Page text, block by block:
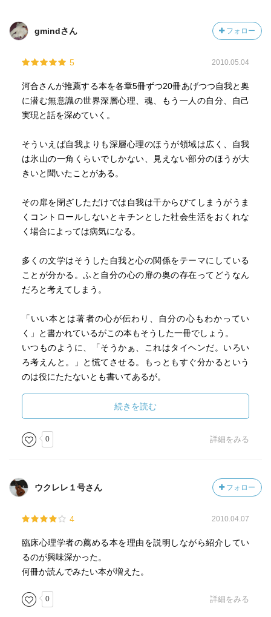
茂木健一『脳と仮想』
流れに身を任せて生きてみると、人と丁寧に関わる方法を
それにはもしかしたら過剰な単純化が関わっているのかも
しれない。以前に読んだ支援者・非支援者の必然的に生ま
れてしまう優劣関係の話を思い出した。人を助ける事と同
なそうなのであればその関係はきっといつか壊れていくの
だろう。
れているのならば、それはとても有意義な発見がある。た
だそれが私的領域まで及ぶとなると、何か超えては行けな
い壁を越えてしまうような怖さがある。つまり最終的には
しまう感じがするからである。
いずれにせよ相変わらずトリックスターのモチーフはわく
ところでこの人の文章はすごく読みやすいなーと思った
ら、河合隼雄さんも数学科出身なのかー。数学出身で他の
道にそれちゃったひとって案外面白い人が多いんだな。
gmindさん フォロー
5 2010.05.04
河合さんが推薦する本を各章5冊ずつ20冊あげつつ自我と奥
に潜む無意識の世界深層心理、魂、もう一人の自分、自己
実現と話を深めていく。
そういえば自我よりも深層心理のほうが領域は広く、自我
は氷山の一角くらいでしかない、見えない部分のほうが大
きいと聞いたことがある。
その扉を閉ざしただけでは自我は干からびてしまうがうま
くコントロールしないとキチンとした社会生活をおくれな
く場合によっては病気になる。
多くの文学はそうした自我と心の関係をテーマにしている
ことが分かる。ふと自分の心の扉の奥の存在ってどうなん
だろと考えてしまう。
「いい本とは著者の心が伝わり、自分の心もわかってい
く」と書かれているがこの本もそうした一冊でしょう。
いつものように、「そうかぁ、これはタイヘンだ。いろい
ろ考えんと。」と慌てさせる。もっともすぐ分かるという
のは役にたたないとも書いてあるが。
「魂というのは心と体以外に、もう一つ、わけのわからん
存在があるのだ という風に考えるとすごく面白い」
ているというだけでなくて、木とも蛙とも何とでも全部、
つながっているということになるのではないかという気が
こうした大事な心をテーマにしたことを分かりやすく説く
という人、他に知らない。かえすがえすも惜しい人を亡く
したものです。
今回は「内なる異性」
これは心理学では有名な話ですが、心の中には異性がいる
続きを読む
0 詳細をみる
ウクレレ１号さん フォロー
4 2010.04.07
臨床心理学者の薦める本を理由を説明しながら紹介してい
るのが興味深かった。
何冊か読んでみたい本が増えた。
0 詳細をみる